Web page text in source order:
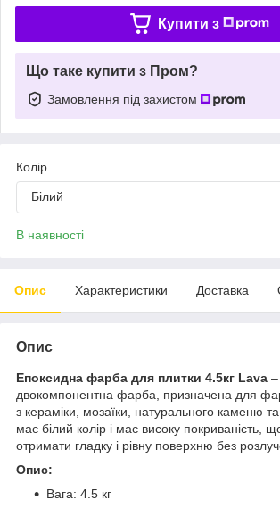
Купити з
Що таке купити з Пром?
Замовлення під захистом
Колір
Білий
В наявності
Опис Характеристики Доставка
Опис
Епоксидна фарба для плитки 4.5кг Lava
двокомпонентна фарба, призначена для
з кераміки, мозаїки, натурального каменю
має білий колір і має високу покриваність,
отримати гладку і рівну поверхню без
Опис:
Вага: 4.5 кг